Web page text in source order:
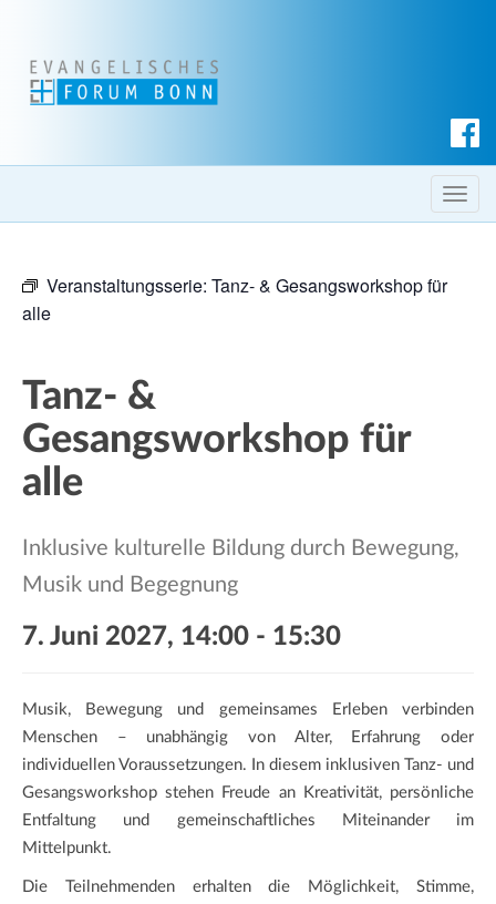
c
h T
o
i
Veranstaltungsserie: Tanz- & Gesangsworkshop für
alle
Tanz- &
Gesangsworkshop für
alle
Inklusive kulturelle Bildung durch Bewegung,
Musik und Begegnung
7. Juni 2027, 14:00 - 15:30
Musik, Bewegung und gemeinsames Erleben verbinden
Menschen – unabhängig von Alter, Erfahrung oder
individuellen Voraussetzungen. In diesem inklusiven Tanz- und
Gesangsworkshop stehen Freude an Kreativität, persönliche
Entfaltung und gemeinschaftliches Miteinander im
Mittelpunkt.
Die Teilnehmenden erhalten die Möglichkeit, Stimme,